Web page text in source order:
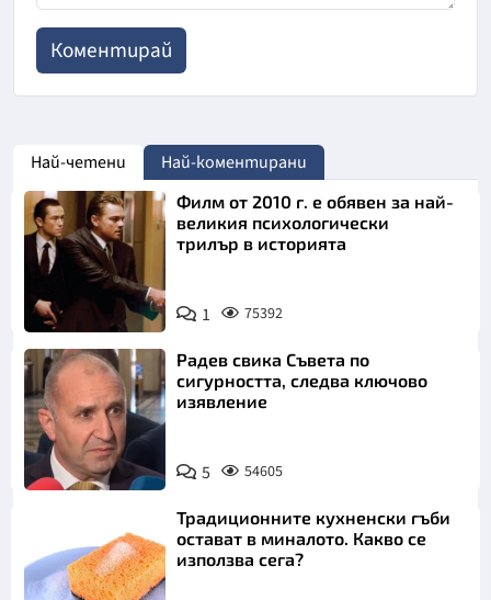
Най-четени Най-коментирани
Филм от 2010 г. е обявен за най-
великия психологически
трилър в историята
1 75392
Радев свика Съвета по
сигурността, следва ключово
изявление
5 54605
Традиционните кухненски гъби
остават в миналото. Какво се
използва сега?